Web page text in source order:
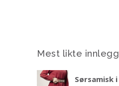
Mest likte innlegg
Sørsamisk